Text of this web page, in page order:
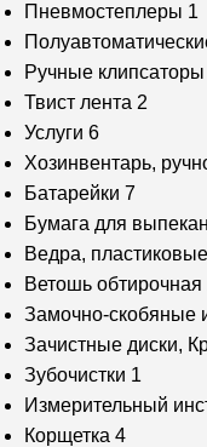
Пневмостеплеры 1
Ручные клипсаторы
Твист лента 2
Услуги 6
Хозинвентарь,
Батарейки 7
Бумага для
Ведра,
Ветошь обтирочная
Замочно-скобяные
Зачистные диски,
Зубочистки 1
Измерительный
Корщетка 4